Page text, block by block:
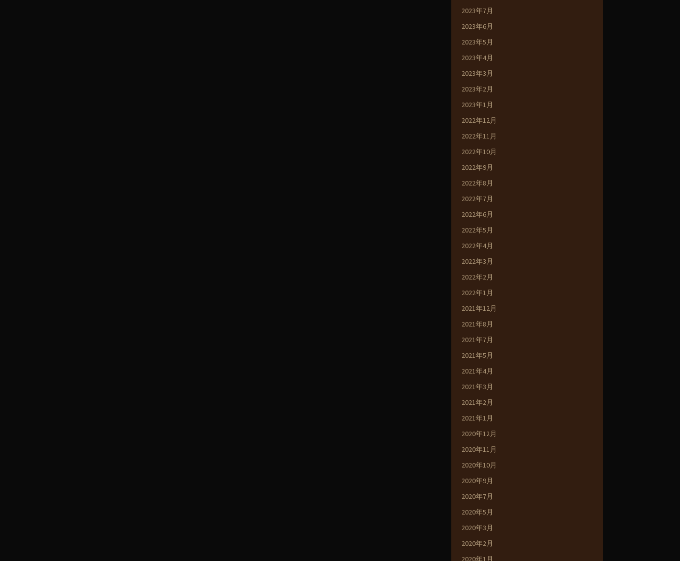
2023年7月
2023年6月
2023年5月
2023年4月
2023年3月
2023年2月
2023年1月
2022年12月
2022年11月
2022年10月
2022年9月
2022年8月
2022年7月
2022年6月
2022年5月
2022年4月
2022年3月
2022年2月
2022年1月
2021年12月
2021年8月
2021年7月
2021年5月
2021年4月
2021年3月
2021年2月
2021年1月
2020年12月
2020年11月
2020年10月
2020年9月
2020年7月
2020年5月
2020年3月
2020年2月
2020年1月